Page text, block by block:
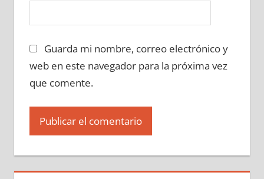
Guarda mi nombre, correo electrónico y
web en este navegador para la próxima vez
que comente.